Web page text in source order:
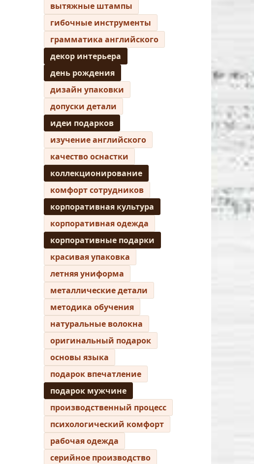
вытяжные штампы
гибочные инструменты
грамматика английского
декор интерьера
день рождения
дизайн упаковки
допуски детали
идеи подарков
изучение английского
качество оснастки
коллекционирование
комфорт сотрудников
корпоративная культура
корпоративная одежда
корпоративные подарки
красивая упаковка
летняя униформа
металлические детали
методика обучения
натуральные волокна
оригинальный подарок
основы языка
подарок впечатление
подарок мужчине
производственный процесс
психологический комфорт
рабочая одежда
серийное производство